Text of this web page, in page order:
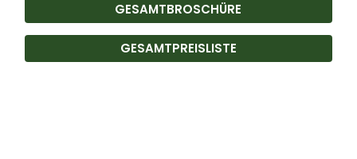
GESAMTBROSCHÜRE
GESAMTPREISLISTE